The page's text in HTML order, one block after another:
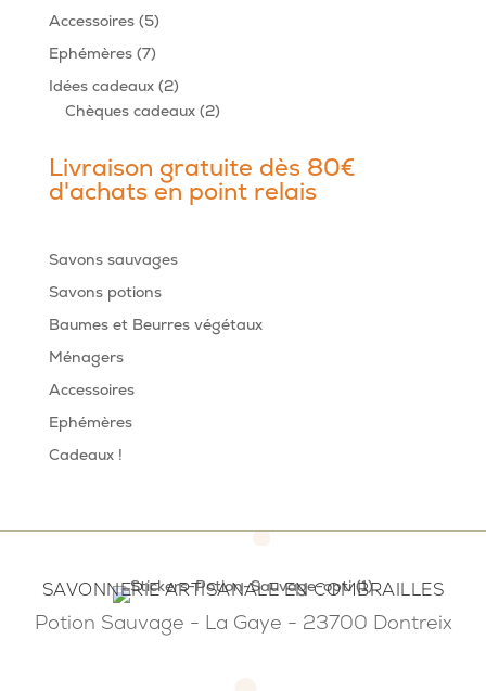
produits
Accessoires 55
produits
Ephémères 77
produits
Idées cadeaux 22
produits
Chèques cadeaux 22
Livraison gratuite dès 80€
d'achats en point relais
Savons sauvages
Savons potions
Baumes et Beurres végétaux
Ménagers
Accessoires
Ephémères
Cadeaux !
SAVONNERIE ARTISANALE EN COMBRAILLES
Potion Sauvage - La Gaye - 23700 Dontreix